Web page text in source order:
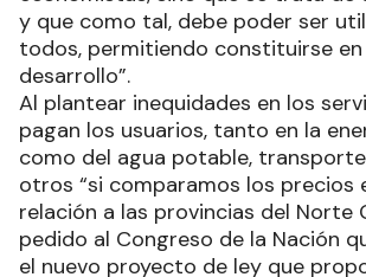
y que como tal, debe poder ser
todos, permitiendo constituirse
desarrollo”.
Al plantear inequidades en los
pagan los usuarios, tanto en la
como del agua potable,
otros “si comparamos los precios
relación a las provincias del Norte
pedido al Congreso de la Nación
el nuevo proyecto de ley que